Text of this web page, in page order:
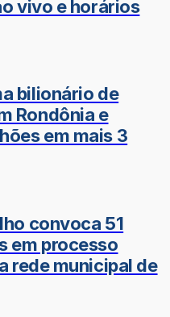
vivo e horários
bilionário de
Rondônia e
em mais 3
convoca 51
em processo
rede municipal de